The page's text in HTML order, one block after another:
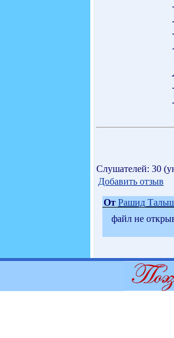
Слушателей: 30
Добавить отзыв
От Рашид
файл не